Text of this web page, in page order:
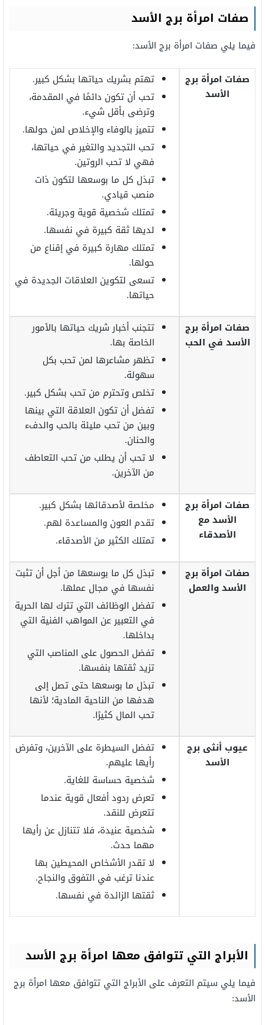
صفات امرأة برج الأسد
فيما يلي صفات امرأة برج الأسد:
صفات امرأة برج
الأسد
تهتم بشريك حياتها بشكل كبير.
تحب أن تكون دائمًا في المقدمة،
وترضى بأقل شيء.
تتميز بالوفاء والإخلاص لمن حولها.
تحب التجديد والتغير في حياتها،
فهي لا تحب الروتين.
تبذل كل ما بوسعها لتكون ذات
منصب قيادي.
تمتلك شخصية قوية وجريئة.
لديها ثقة كبيرة في نفسها.
تمتلك مهارة كبيرة في إقناع من
حولها.
تسعى لتكوين العلاقات الجديدة في
حياتها.
صفات امرأة برج
الأسد في الحب
تتجنب أخبار شريك حياتها بالأمور
الخاصة بها.
تظهر مشاعرها لمن تحب بكل
سهولة.
تخلص وتحترم من تحب بشكل كبير.
تفضل أن تكون العلاقة التي بينها
وبين من تحب مليئة بالحب والدفء
والحنان.
لا تحب أن يطلب من تحب التعاطف
من الآخرين.
صفات امرأة برج
الأسد مع
الأصدقاء
مخلصة لأصدقائها بشكل كبير.
تقدم العون والمساعدة لهم.
تمتلك الكثير من الأصدقاء.
صفات امرأة برج
الأسد والعمل
تبذل كل ما بوسعها من أجل أن تثبت
نفسها في مجال عملها.
تفضل الوظائف التي تترك لها الحرية
في التعبير عن المواهب الفنية التي
بداخلها.
تفضل الحصول على المناصب التي
تزيد ثقتها بنفسها.
تبذل ما بوسعها حتى تصل إلى
هدفها من الناحية المادية؛ لأنها
تحب المال كثيرًا.
عيوب أنثى برج
الأسد
تفضل السيطرة على الآخرين، وتفرض
رأيها عليهم.
شخصية حساسة للغاية.
تعرض ردود أفعال قوية عندما
تتعرض للنقد.
شخصية عنيدة، فلا تتنازل عن رأيها
مهما حدث.
لا تقدر الأشخاص المحيطين بها
عندنا ترغب في التفوق والنجاح.
ثقتها الزائدة في نفسها.
الأبراج التي تتوافق معها امرأة برج الأسد
فيما يلي سيتم التعرف على الأبراج التي تتوافق معها امرأة برج
الأسد: